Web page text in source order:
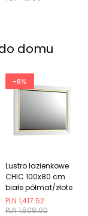
domu
-6%
PLN 1,508.00
PLN 1,417.52
Lustro łazienkowe
CHIC 100x80 cm
białe półmat/złote